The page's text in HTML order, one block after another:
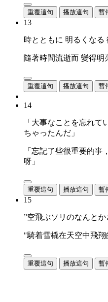
重覆這句 播放這句 暫
13
時とともに 明るくなる
隨著時間流逝而 變得
重覆這句 播放這句 暫
14
「大事なことを忘れ
ちゃったんだ」
「忘記了些很重要的事
呀」
重覆這句 播放這句 暫
15
”空飛ぶソリのなんとか
"騎着雪橇在天空中飛
重覆這句 播放這句 暫